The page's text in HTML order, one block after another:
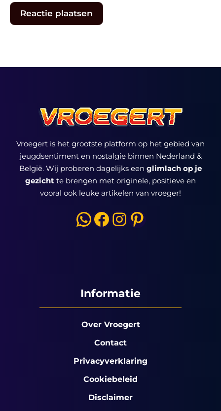
Vroegert is het grootste platform op het gebied van
jeugdsentiment en nostalgie binnen Nederland &
België. Wij proberen dagelijks een glimlach op je
gezicht te brengen met originele, positieve en
vooral ook leuke artikelen van vroeger!
WhatsApp
Facebook
Instagram
Pinterest
Informatie
Over Vroegert
Contact
Privacyverklaring
Cookiebeleid
Disclaimer